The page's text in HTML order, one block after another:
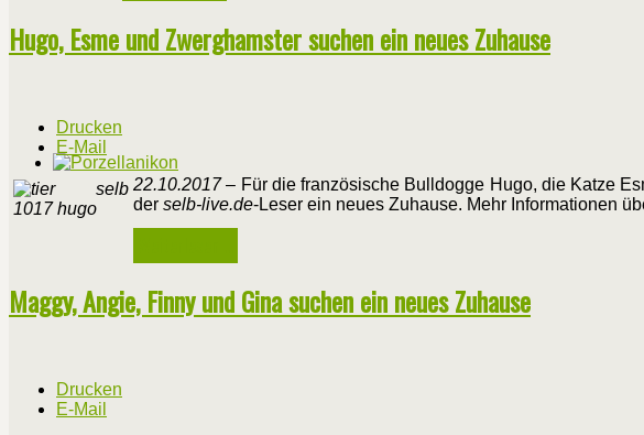
Hugo, Esme und Zwerghamster suchen ein neues Zuhause
Drucken
E-Mail
22.10.2017– Für die französische Bulldogge Hugo, die Katze
der selb-live.de-Leser ein neues Zuhause. Mehr Informationen
Maggy, Angie, Finny und Gina suchen ein neues Zuhause
Drucken
E-Mail